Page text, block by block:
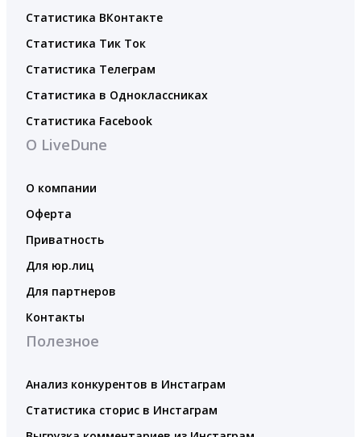
Статистика ВКонтакте
Статистика Тик Ток
Статистика Телеграм
Статистика в Одноклассниках
Статистика Facebook
О LiveDune
О компании
Оферта
Приватность
Для юр.лиц
Для партнеров
Контакты
Полезное
Анализ конкурентов в Инстаграм
Статистика сторис в Инстаграм